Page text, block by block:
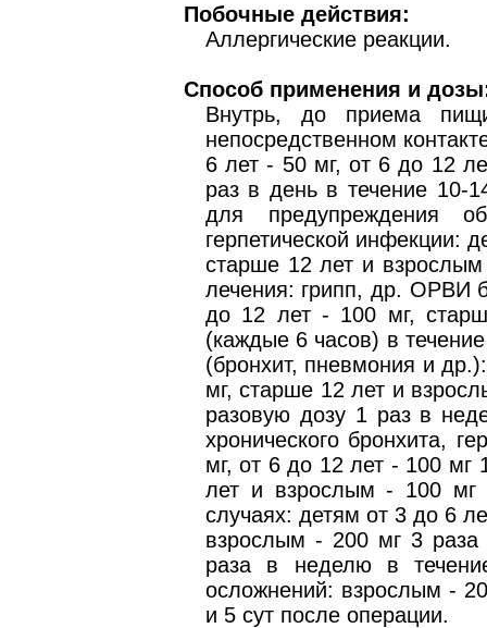
Побочные действия:
Аллергические реакции.
Способ применения и
Внутрь, до приема
непосредственном
6 лет - 50 мг, от 6 до 12
раз в день в течение
для предупреждения
герпетической инфекции:
старше 12 лет и
лечения: грипп, др. ОРВИ
до 12 лет - 100 мг,
(каждые 6 часов) в
(бронхит, пневмония и
мг, старше 12 лет и
разовую дозу 1 раз в
хронического бронхита,
мг, от 6 до 12 лет - 100 мг
лет и взрослым - 100 мг
случаях: детям от 3 до 6
взрослым - 200 мг 3 раза
раза в неделю в
осложнений: взрослым -
и 5 сут после операции.